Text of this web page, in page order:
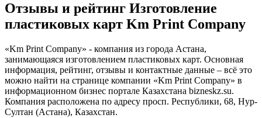
Отзывы и рейтинг Изготовление
пластиковых карт Km Print Company
«Km Print Company» - компания из города Астана,
занимающаяся изготовлением пластиковых карт. Основная
информация, рейтинг, отзывы и контактные данные – всё это
можно найти на странице компании «Km Print Company» в
информационном бизнес портале Казахстана bizneskz.su.
Компания расположена по адресу просп. Республики, 68, Нур-
Султан (Астана), Казахстан.